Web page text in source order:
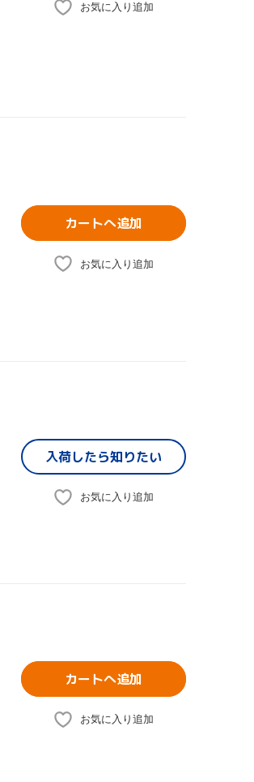
お気に入り追加
カートへ追加
お気に入り追加
入荷したら知りたい
お気に入り追加
カートへ追加
お気に入り追加